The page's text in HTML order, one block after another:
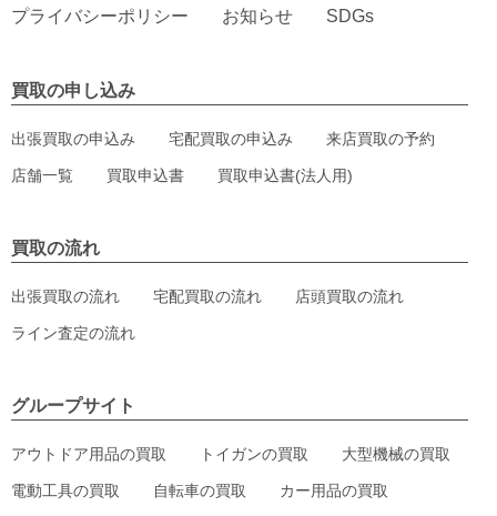
プライバシーポリシー お知らせ SDGs
買取の申し込み
出張買取の申込み 宅配買取の申込み 来店買取の予約
店舗一覧 買取申込書 買取申込書(法人用)
買取の流れ
出張買取の流れ 宅配買取の流れ 店頭買取の流れ
ライン査定の流れ
グループサイト
アウトドア用品の買取 トイガンの買取 大型機械の買取
電動工具の買取 自転車の買取 カー用品の買取